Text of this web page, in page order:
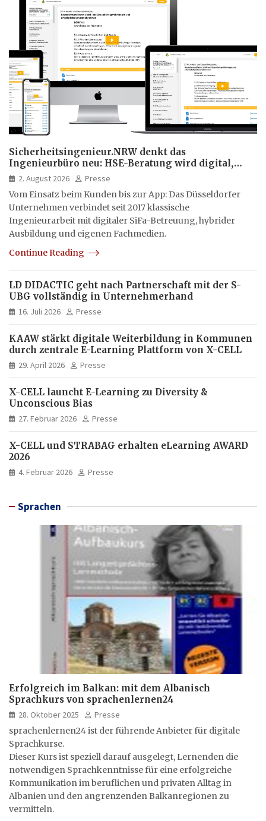
Sicherheitsingenieur.NRW denkt das
Ingenieurbüro neu: HSE-Beratung wird digital,
hybrid und multimedial
2. August 2026
Presse
Vom Einsatz beim Kunden bis zur App: Das Düsseldorfer
Unternehmen verbindet seit 2017 klassische
Ingenieurarbeit mit digitaler SiFa-Betreuung, hybrider
Ausbildung und eigenen Fachmedien.
Continue Reading
LD DIDACTIC geht nach Partnerschaft mit der S-
UBG vollständig in Unternehmerhand
16. Juli 2026 Presse
KAAW stärkt digitale Weiterbildung in Kommunen
durch zentrale E-Learning Plattform von X-CELL
29. April 2026 Presse
X-CELL launcht E-Learning zu Diversity &
Unconscious Bias
27. Februar 2026 Presse
X-CELL und STRABAG erhalten eLearning AWARD
2026
4. Februar 2026 Presse
Sprachen
Erfolgreich im Balkan: mit dem Albanisch
Sprachkurs von sprachenlernen24
28. Oktober 2025
Presse
sprachenlernen24 ist der führende Anbieter für digitale
Sprachkurse.
Dieser Kurs ist speziell darauf ausgelegt, Lernenden die
notwendigen Sprachkenntnisse für eine erfolgreiche
Kommunikation im beruflichen und privaten Alltag in
Albanien und den angrenzenden Balkanregionen zu
vermitteln.